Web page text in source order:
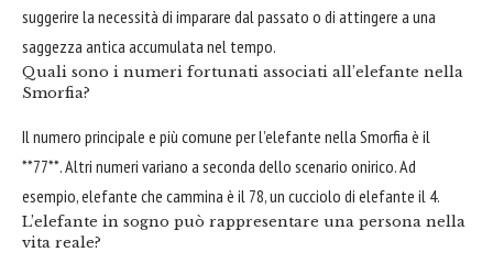
suggerire la necessità di imparare dal passato o di attingere a una
saggezza antica accumulata nel tempo.
Quali sono i numeri fortunati associati all’elefante nella
Smorfia?
Il numero principale e più comune per l’elefante nella Smorfia è il
**77**. Altri numeri variano a seconda dello scenario onirico. Ad
esempio, elefante che cammina è il 78, un cucciolo di elefante il 4.
L’elefante in sogno può rappresentare una persona nella
vita reale?